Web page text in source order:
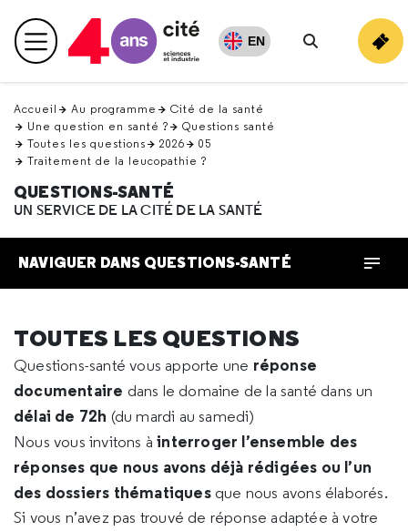
en
haut Menu principal EN
Rechercher
Accueil Au programme
Cité de la santé
Une question en santé ?
Questions santé
Toutes les questions
2026
05
Traitement de la leucopathie ?
QUESTIONS-SANTÉ
UN SERVICE DE LA CITÉ DE LA SANTÉ
NAVIGUER DANS QUESTIONS-SANTÉ
TOUTES LES QUESTIONS
Questions-santé vous apporte une réponse
documentaire dans le domaine de la santé dans un
délai de 72h (du mardi au samedi)
Nous vous invitons àinterroger l’ensemble des
réponses que nous avons déjà rédigées ou l’un
des dossiers thématiques que nous avons élaborés.
Si vous n’avez pas trouvé de réponse adaptée à votre